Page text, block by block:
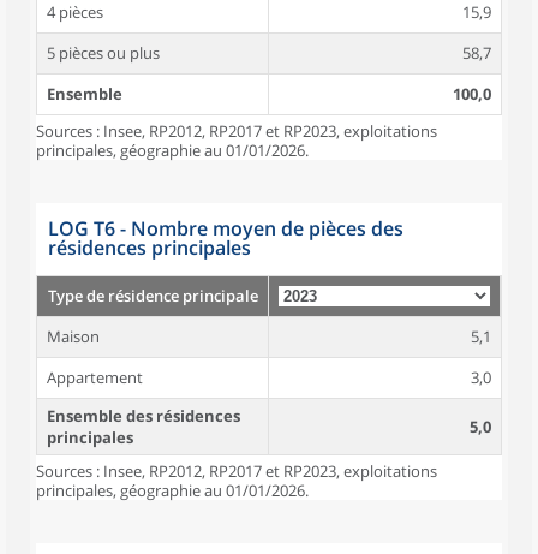
4 pièces
15,9
5 pièces ou plus
58,7
Ensemble
100,0
Sources : Insee, RP2012, RP2017 et RP2023, exploitations
principales, géographie au 01/01/2026.
LOG T6 - Nombre moyen de pièces des
résidences principales
Type de résidence principale
Maison
5,1
Appartement
3,0
Ensemble des résidences
principales
5,0
Sources : Insee, RP2012, RP2017 et RP2023, exploitations
principales, géographie au 01/01/2026.